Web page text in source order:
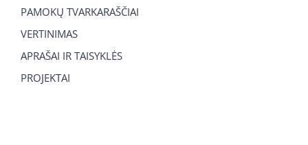
PAMOKŲ TVARKARAŠČIAI
VERTINIMAS
APRAŠAI IR TAISYKLĖS
PROJEKTAI